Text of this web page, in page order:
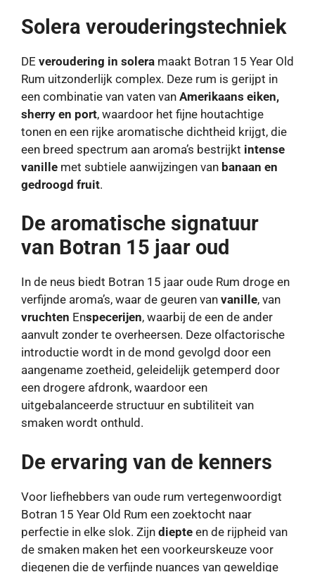
Solera verouderingstechniek
DE veroudering in solera maakt Botran 15 Year Old
Rum uitzonderlijk complex. Deze rum is gerijpt in
een combinatie van vaten van Amerikaans eiken,
sherry en port, waardoor het fijne houtachtige
tonen en een rijke aromatische dichtheid krijgt, die
een breed spectrum aan aroma’s bestrijkt intense
vanille met subtiele aanwijzingen van banaan en
gedroogd fruit.
De aromatische signatuur
van Botran 15 jaar oud
In de neus biedt Botran 15 jaar oude Rum droge en
verfijnde aroma’s, waar de geuren van vanille, van
vruchten Enspecerijen, waarbij de een de ander
aanvult zonder te overheersen. Deze olfactorische
introductie wordt in de mond gevolgd door een
aangename zoetheid, geleidelijk getemperd door
een drogere afdronk, waardoor een
uitgebalanceerde structuur en subtiliteit van
smaken wordt onthuld.
De ervaring van de kenners
Voor liefhebbers van oude rum vertegenwoordigt
Botran 15 Year Old Rum een ​​zoektocht naar
perfectie in elke slok. Zijn diepte en de rijpheid van
de smaken maken het een voorkeurskeuze voor
diegenen die de verfijnde nuances van geweldige